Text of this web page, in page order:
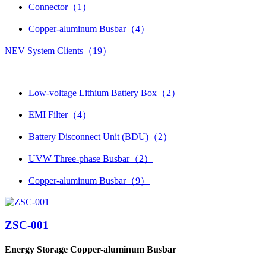
Connector（1）
Copper-aluminum Busbar（4）
NEV System Clients（19）
Low-voltage Lithium Battery Box（2）
EMI Filter（4）
Battery Disconnect Unit (BDU)（2）
UVW Three-phase Busbar（2）
Copper-aluminum Busbar（9）
ZSC-001
Energy Storage Copper-aluminum Busbar